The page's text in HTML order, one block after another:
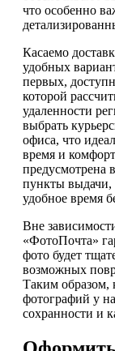
что особенно
Касаемо
удобных
первых,
которой
удаленности
выбрать
офиса, что
время и
предусмотрена
пункты выдачи,
удобное время
Вне
«ФотоПочта»
фото будет
возможных
Таким образом,
фотографий у
сохранности и